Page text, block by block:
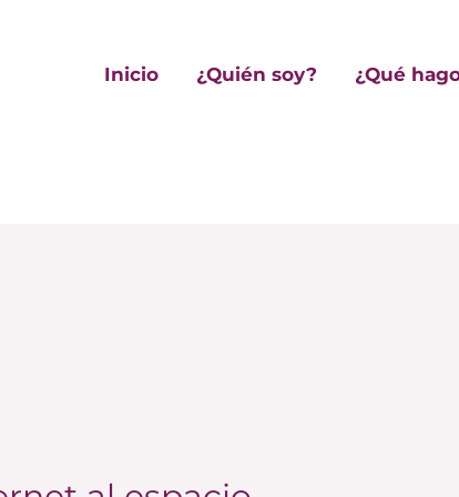
Inicio ¿Quién soy? ¿Qué